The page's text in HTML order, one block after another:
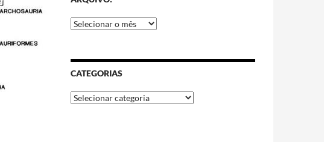
CATEGORIAS